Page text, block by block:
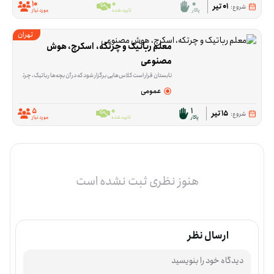
شروع: 01 تیر 0
پاکار 0
تایید شده 10
مورد نیاز
تهران
مصنوعی
تابستان قرار است کلاس‌هایی برگزار شود که در آن بچه‌ها رباتیک، چرتکه، اسکرچ و هوش مصنوعی را به‌صورت جدی یاد بگیرند. در این فرصت، داوطلبی نیاز است که آموزش را فقط به
عمومی
شروع: 15 تیر 1پاکار 0
تایید شده 5
مورد نیاز
هنوز نظری ثبت نشده است
ارسال نظر